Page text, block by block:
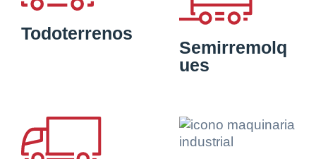
Todoterrenos
Semirremolq
ues